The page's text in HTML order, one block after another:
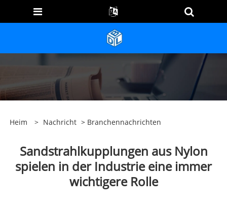
Heim > Nachricht > Branchennachrichten
Sandstrahlkupplungen aus Nylon
spielen in der Industrie eine immer
wichtigere Rolle